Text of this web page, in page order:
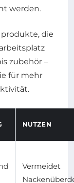
werden.
NUTZEN
Vermeidet